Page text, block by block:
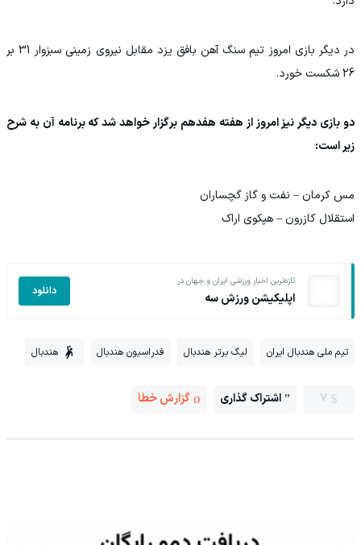
در دیگر بازی امروز تیم سنگ آهن بافق یزد مقابل نیروی زمینی سبزوار 31 بر
26 شکست خورد.
دو بازی دیگر نیز امروز از هفته هفدهم برگزار خواهد شد که برنامه آن به شرح
زیر است:
مس کرمان – نفت و گاز گچساران
استقلال کازرون – هپکوی اراک
تازه‌ترین اخبار ورزشی ایران و جهان در
اپلیکیشن ورزش سه دانلود
تیم ملی هندبال ایران لیگ برتر هندبال فدراسیون هندبال هندبال
7 اشتراک گذاری گزارش خطا